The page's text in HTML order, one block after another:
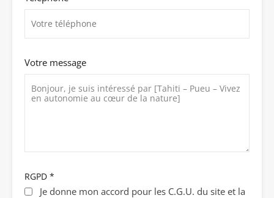
Votre message
RGPD *
Je donne mon accord pour les C.G.U. du site et la